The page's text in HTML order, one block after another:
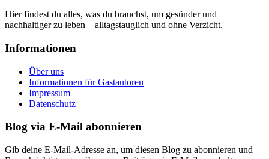
Hier findest du alles, was du brauchst, um gesünder und
nachhaltiger zu leben – alltagstauglich und ohne Verzicht.
Informationen
Über uns
Informationen für Gastautoren
Impressum
Datenschutz
Blog via E-Mail abonnieren
Gib deine E-Mail-Adresse an, um diesen Blog zu abonnieren und